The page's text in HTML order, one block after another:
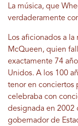
La música, que
verdaderamente
Los aficionados a
McQueen, quien
exactamente 74
Unidos. A los 100
tenor en conciertos
celebraba con
designada en 2002
gobernador de